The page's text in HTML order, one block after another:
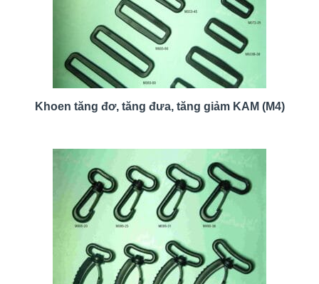
Khoen tăng đơ, tăng đưa, tăng giảm KAM (M4)